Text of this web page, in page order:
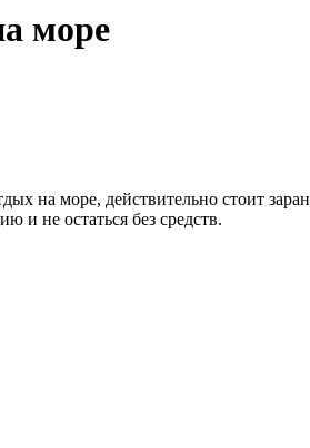
море
на море, действительно стоит
и не остаться без средств.